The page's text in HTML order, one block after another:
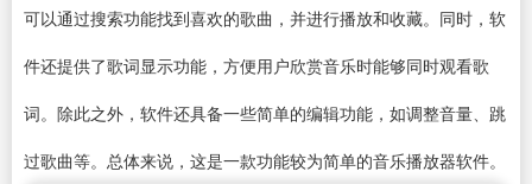
可以通过搜索功能找到喜欢的歌曲，并进行播放和收藏。同时，软
件还提供了歌词显示功能，方便用户欣赏音乐时能够同时观看歌
词。除此之外，软件还具备一些简单的编辑功能，如调整音量、跳
过歌曲等。总体来说，这是一款功能较为简单的音乐播放器软件。